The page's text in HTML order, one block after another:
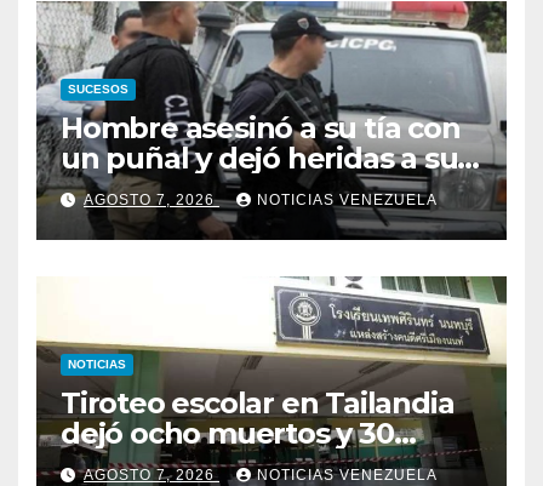
SUCESOS
Hombre asesinó a su tía con
un puñal y dejó heridas a su
prima y a otro familiar en
Bolívar
AGOSTO 7, 2026 NOTICIAS VENEZUELA
NOTICIAS
Tiroteo escolar en Tailandia
dejó ocho muertos y 30
heridos
AGOSTO 7, 2026 NOTICIAS VENEZUELA